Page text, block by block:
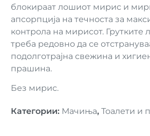
блокираат лошиот мирис и
апсорпција на течноста за
контрола на мирисот. Грутките
треба редовно да се
подолготрајна свежина и
прашина.
Без мирис.
Категории: Мачиња, Тоалети и